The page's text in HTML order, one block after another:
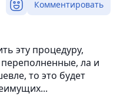
Комментировать
эту процедуру,
ла и
то это будет